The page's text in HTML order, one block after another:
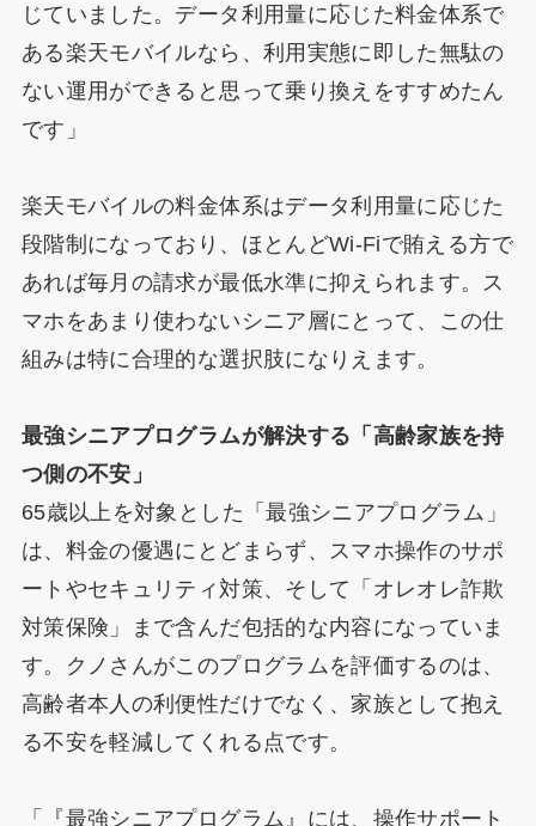
じていました。データ利用量に応じた料金体系で
ある楽天モバイルなら、利用実態に即した無駄の
ない運用ができると思って乗り換えをすすめたん
です」
楽天モバイルの料金体系はデータ利用量に応じた
段階制になっており、ほとんどWi-Fiで賄える方で
あれば毎月の請求が最低水準に抑えられます。ス
マホをあまり使わないシニア層にとって、この仕
組みは特に合理的な選択肢になりえます。
最強シニアプログラムが解決する「高齢家族を持
つ側の不安」
65歳以上を対象とした「最強シニアプログラム」
は、料金の優遇にとどまらず、スマホ操作のサポ
ートやセキュリティ対策、そして「オレオレ詐欺
対策保険」まで含んだ包括的な内容になっていま
す。クノさんがこのプログラムを評価するのは、
高齢者本人の利便性だけでなく、家族として抱え
る不安を軽減してくれる点です。
「『最強シニアプログラム』には、操作サポート